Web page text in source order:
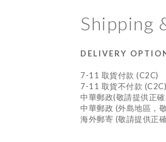
Shipping
DELIVERY
7-11 取貨付款 (C2C)
7-11 取貨不付款 (C2C)
中華郵政(敬請提供正
中華郵政 (外島地區，
海外郵寄 (敬請提供正